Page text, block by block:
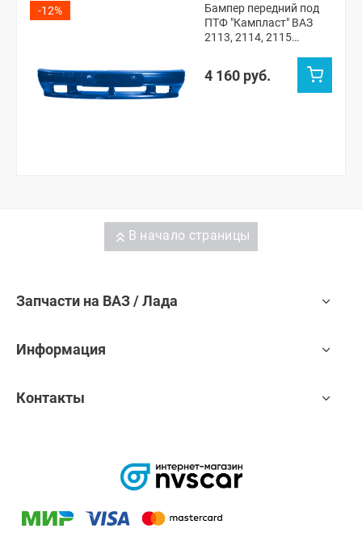
-12%
Бампер передний под
ПТФ "Кампласт" ВАЗ
2113, 2114, 2115
4 160 руб.
В начало страницы
Запчасти на ВАЗ / Лада
Информация
Контакты